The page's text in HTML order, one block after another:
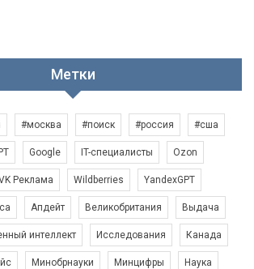
Метки
#москва #поиск #россия #сша
Google IT-специалисты Ozon
Реклама Wildberries YandexGPT
Апдейт Великобритания Выдача
интеллект Исследования Канада
Минобрнауки Минцифры Наука